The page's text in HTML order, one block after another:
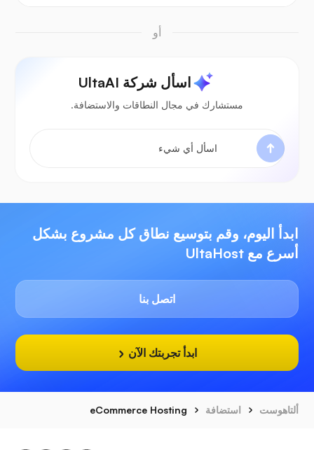
أو
اسأل شركة UltaAI
مستشارك في مجال النطاقات والاستضافة.
ابدأ اليوم، وقم بتوسيع نطاق كل مشروع بشكل
أسرع مع UltaHost
اتصل بنا
ابدأ تجربتك الآن
ألتاهوست استضافة eCommerce Hosting